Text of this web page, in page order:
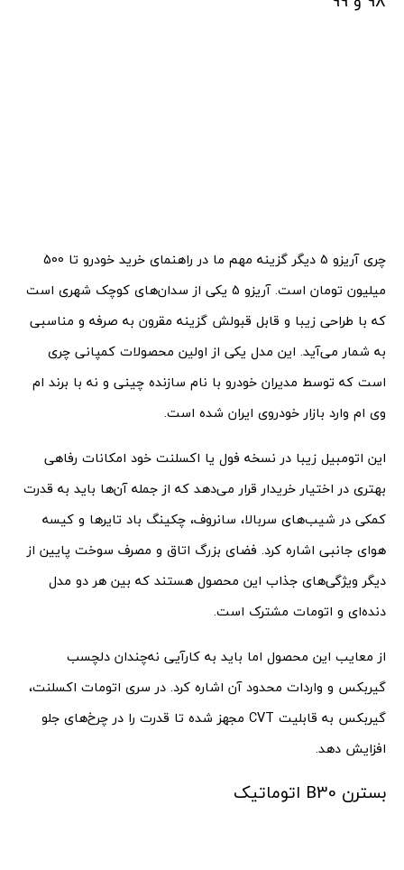
چری آریزو 5 دیگر گزینه مهم ما در راهنمای خرید خودرو تا 500
میلیون تومان است. آریزو 5 یکی از سدان‌های کوچک شهری است
که با طراحی زیبا و قابل قبولش گزینه مقرون به صرفه و مناسبی
به شمار می‌آید. این مدل یکی از اولین محصولات کمپانی چری
است که توسط مدیران خودرو با نام سازنده‌ چینی و نه با برند ام
وی ام وارد بازار خودروی ایران شده است.
این اتومبیل زیبا در نسخه فول یا اکسلنت خود امکانات رفاهی
بهتری در اختیار خریدار قرار می‌دهد که از جمله آن‌ها باید به قدرت
کمکی در شیب‌های سربالا، سانروف، چکینگ باد تایرها و کیسه
هوای جانبی اشاره کرد. فضای بزرگ اتاق و مصرف سوخت پایین از
دیگر ویژگی‌های جذاب این محصول هستند که بین هر دو مدل
دنده‌ای و اتومات مشترک است.
از معایب این محصول اما باید به کارآیی نه‌چندان دلچسب
گیربکس و واردات محدود آن اشاره کرد. در سری اتومات اکسلنت،‌
گیربکس به قابلیت CVT مجهز شده تا قدرت را در چرخ‌های جلو
افزایش دهد.
بسترن B30 اتوماتیک